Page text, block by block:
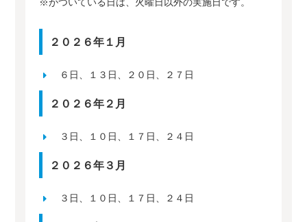
２０２６年１月
６日、１３日、２０日、２７日
２０２６年２月
３日、１０日、１７日、２４日
２０２６年３月
３日、１０日、１７日、２４日